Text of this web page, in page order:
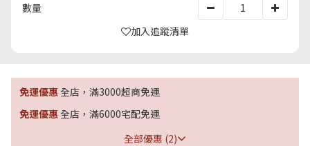
數量
加入追蹤清單
免運優惠全店，滿3000超商免運
免運優惠全店，滿6000宅配免運
全部優惠 (2)